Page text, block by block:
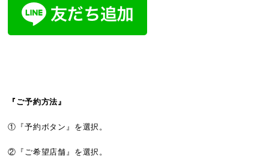
『ご予約方法』
①『予約ボタン』を選択。
②『ご希望店舗』を選択。